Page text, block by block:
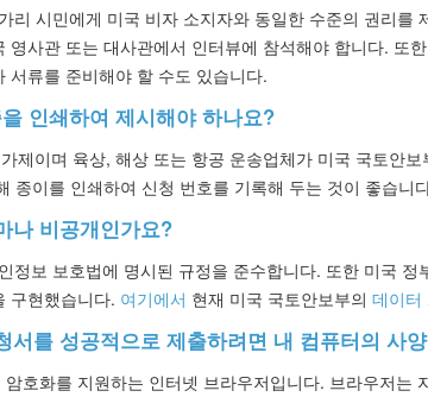
리 시민에게 미국 비자 소지자와 동일한 수준의 권리
영사관 또는 대사관에서 인터뷰에 참석해야 합니다. 또
서류를 준비해야 할 수도 있습니다.
인쇄하여 제시해야 하나요?
제이며 육상, 해상 또는 항공 운송업체가 미국 국토안
종이를 인쇄하여 신청 번호를 기록해 두는 것이 좋습니
나 비공개인가요?
정보 보호법에 명시된 규정을 준수합니다. 또한 미국
구현했습니다. 여기에서 현재 미국 국토안보부의 데이터
서를 성공적으로 제출하려면 내 컴퓨터의 사
호화를 지원하는 인터넷 브라우저입니다. 브라우저는